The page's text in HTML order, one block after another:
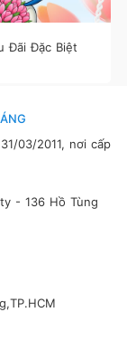
Đãi Đặc Biệt
03/2011, nơi cấp
- 136 Hồ Tùng